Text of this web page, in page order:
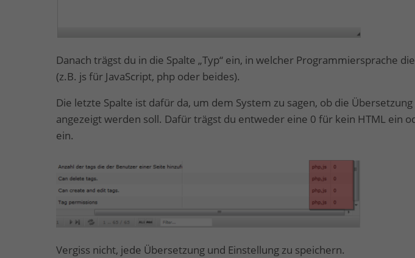
Danach trägst du in die Spalte „Typ“ ein, in welcher Programmiersprache
(z.B. js für JavaScript, php oder beides).
Die letzte Spalte ist dafür da, um dem System zu sagen, ob die
angezeigt werden soll. Dafür trägst du entweder eine 0 für kein HTML ein
ein.
Vergiss nicht, jede Übersetzung und Einstellung zu speichern.